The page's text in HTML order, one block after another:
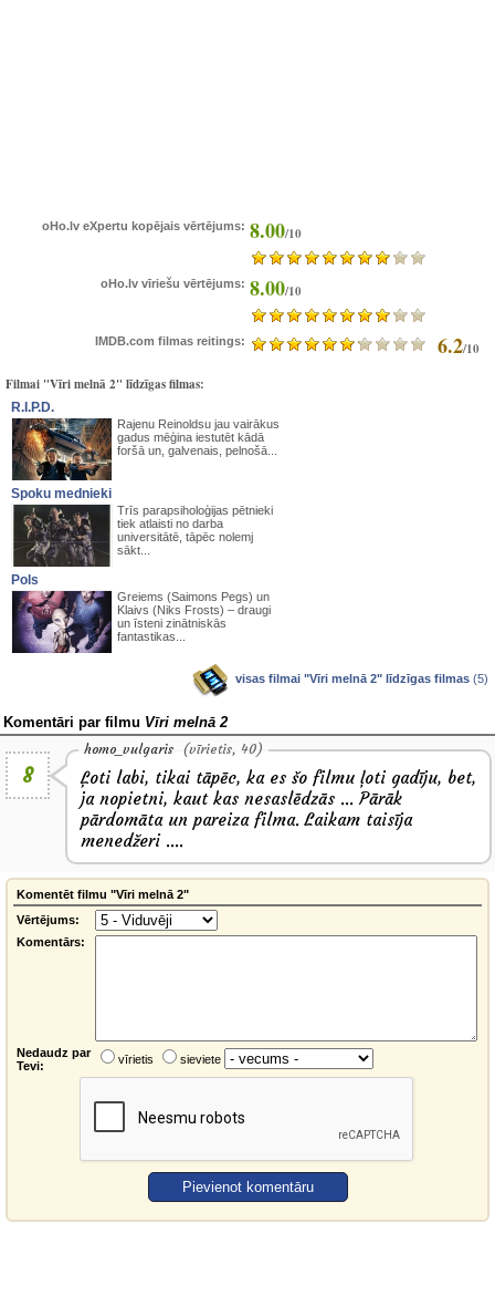
oHo.lv eXpertu kopējais vērtējums: 8.00/10
oHo.lv vīriešu vērtējums: 8.00/10
IMDB.com filmas reitings: 6.2/10
Filmai "Vīri melnā 2" līdzīgas filmas:
R.I.P.D.
Rajenu Reinoldsu jau vairākus
gadus mēģina iestutēt kādā
foršā un, galvenais, pelnošā...
Spoku mednieki
Trīs parapsiholoģijas pētnieki
tiek atlaisti no darba
universitātē, tāpēc nolemj
sākt...
Pols
Greiems (Saimons Pegs) un
Klaivs (Niks Frosts) – draugi
un īsteni zinātniskās
fantastikas...
visas filmai "Vīri melnā 2" līdzīgas filmas (5)
Komentāri par filmu Vīri melnā 2
8
homo_vulgaris (vīrietis, 40)
Ļoti labi, tikai tāpēc, ka es šo filmu ļoti gadīju, bet,
ja nopietni, kaut kas nesaslēdzās ... Pārāk
pārdomāta un pareiza filma. Laikam taisīja
menedžeri ....
Komentēt filmu "Vīri melnā 2"
Vērtējums:
Komentārs:
Nedaudz par
Tevi:
vīrietis sieviete